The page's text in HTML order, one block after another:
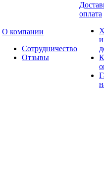
О компании
Сотрудничество
Отзывы
оплата
и